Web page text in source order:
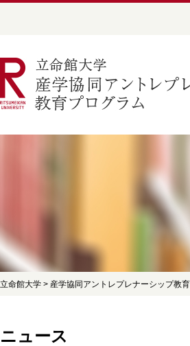
立命館大学 > 産学協同アントレプレナーシップ教
ニュース